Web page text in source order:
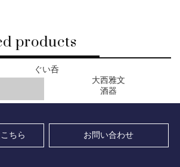
products
ぐい呑
大西雅文
酒器
ちら お問い合わせ